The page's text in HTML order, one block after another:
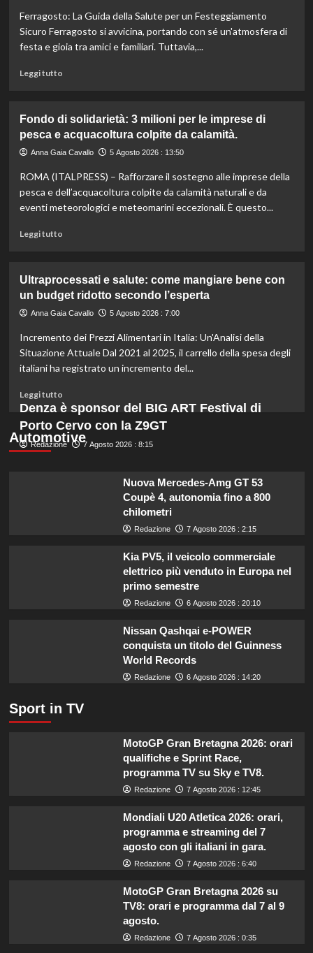
finanziamenti
aumentati
di
primario.
Ferragosto: La Guida della Salute per un Festeggiamento
Sicuro Ferragosto si avvicina, portando con sé un'atmosfera di
festa e gioia tra amici e familiari. Tuttavia,...
Leggi tuttoLeggi
Rinfresca
la
tua
il
menù
ideale
esperti.
Fondo di solidarietà: 3 milioni per le imprese di
pesca e acquacoltura colpite da calamità.
Anna Gaia Cavallo 5 Agosto 2026 : 13:50
ROMA (ITALPRESS) – Rafforzare il sostegno alle imprese della
pesca e dell’acquacoltura colpite da calamità naturali e da
eventi meteorologici e meteomarini eccezionali. È questo...
Leggi tuttoLeggi
Fondo
di
solidarietà:
milioni
per
le
pesca
acquacoltura
colpite
Ultraprocessati e salute: come mangiare bene con
un budget ridotto secondo l’esperta
Anna Gaia Cavallo 5 Agosto 2026 : 7:00
Incremento dei Prezzi Alimentari in Italia: Un'Analisi della
Situazione Attuale Dal 2021 al 2025, il carrello della spesa degli
italiani ha registrato un incremento del...
Leggi tuttoLeggi
di
più
su
Ultraprocessati
Automotive
Denza è sponsor del BIG ART Festival di
Porto Cervo con la Z9GT
Redazione 7 Agosto 2026 : 8:15
Nuova Mercedes-Amg GT 53
Coupè 4, autonomia fino a 800
chilometri
Redazione 7 Agosto 2026 : 2:15
Kia PV5, il veicolo commerciale
elettrico più venduto in Europa nel
primo semestre
Redazione 6 Agosto 2026 : 20:10
Nissan Qashqai e-POWER
conquista un titolo del Guinness
World Records
Redazione 6 Agosto 2026 : 14:20
Sport in TV
MotoGP Gran Bretagna 2026: orari
qualifiche e Sprint Race,
programma TV su Sky e TV8.
Redazione 7 Agosto 2026 : 12:45
Mondiali U20 Atletica 2026: orari,
programma e streaming del 7
agosto con gli italiani in gara.
Redazione 7 Agosto 2026 : 6:40
MotoGP Gran Bretagna 2026 su
TV8: orari e programma dal 7 al 9
agosto.
Redazione 7 Agosto 2026 : 0:35